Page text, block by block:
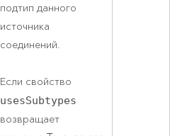
подтип данного
источника
соединений.
Если свойство
usesSubtypes
возвращает